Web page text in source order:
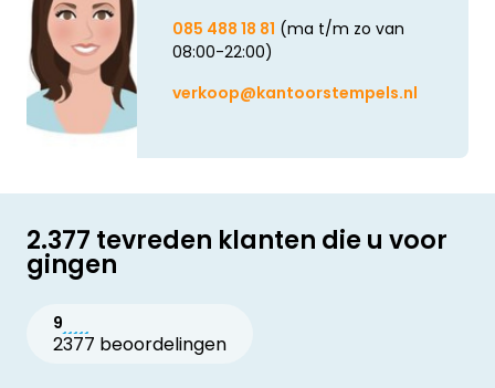
085 488 18 81 (ma t/m zo van
08:00-22:00)
verkoop@kantoorstempels.nl
2.377 tevreden klanten die u voor
gingen
9
2377 beoordelingen